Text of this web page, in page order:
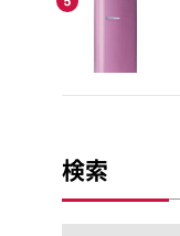
検索